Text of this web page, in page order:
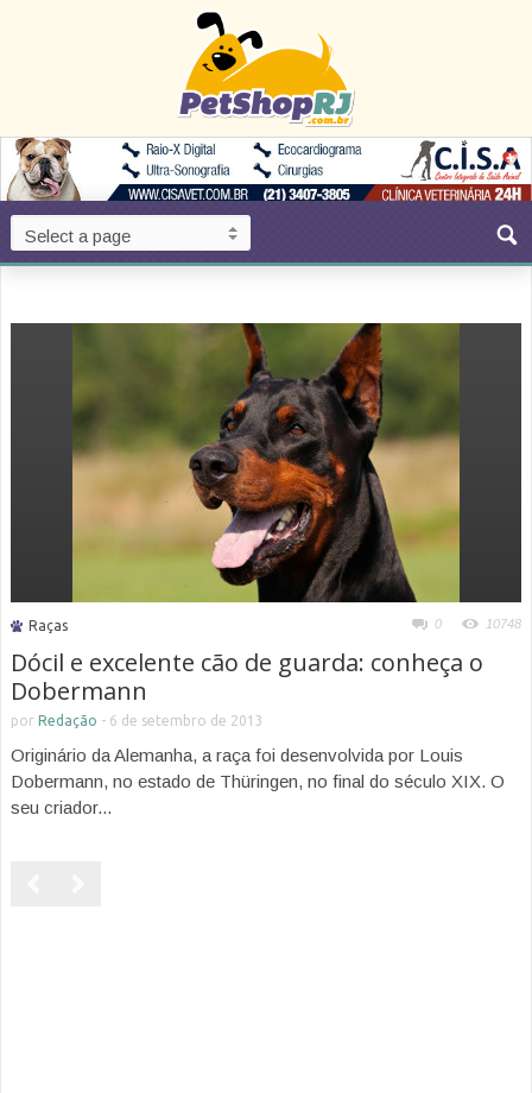
Raças 0 10748
Dócil e excelente cão de guarda: conheça o
Dobermann
por Redação - 6 de setembro de 2013
Originário da Alemanha, a raça foi desenvolvida por Louis
Dobermann, no estado de Thüringen, no final do século XIX. O
seu criador...